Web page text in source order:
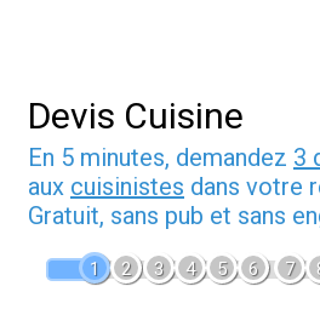
Devis Cuisine
En 5 minutes, demandez 3
aux cuisinistes dans votre
Gratuit, sans pub et sans
1 2 3 4 5 6 7